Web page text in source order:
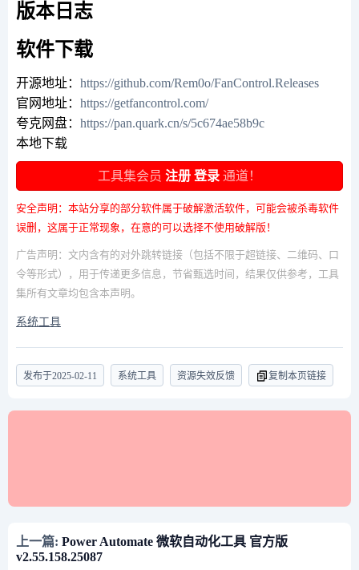
版本日志
软件下载
开源地址： https://github.com/Rem0o/FanControl.Releases
官网地址： https://getfancontrol.com/
夸克网盘： https://pan.quark.cn/s/5c674ae58b9c
本地下载
工具集会员 注册 登录 通道！
安全声明：本站分享的部分软件属于破解激活软件，可能会被杀毒软件
误删，这属于正常现象，在意的可以选择不使用破解版！
广告声明：文内含有的对外跳转链接（包括不限于超链接、二维码、口
令等形式），用于传递更多信息，节省甄选时间，结果仅供参考，工具
集所有文章均包含本声明。
系统工具
发布于2025-02-11 系统工具 资源失效反馈 复制本页链接
上一篇: Power Automate 微软自动化工具 官方版
v2.55.158.25087